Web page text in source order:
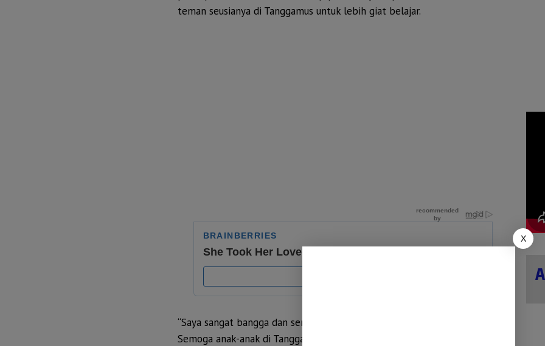
teman seusianya di Tanggamus untuk lebih giat belajar.
“Saya sangat bangga dan senang bisa membawa pulang medali emas ini.
Semoga anak-anak di Tanggamus semakin semangat belajar dan terus
X